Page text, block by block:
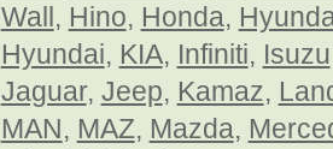
Wall, Hino, Honda,
Hyundai, KIA, Infiniti, Isuzu
Jaguar, Jeep, Kamaz,
MAN, MAZ, Mazda,